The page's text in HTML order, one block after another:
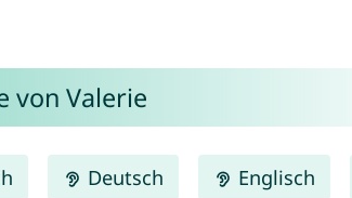
von Valerie
Deutsch Englisch